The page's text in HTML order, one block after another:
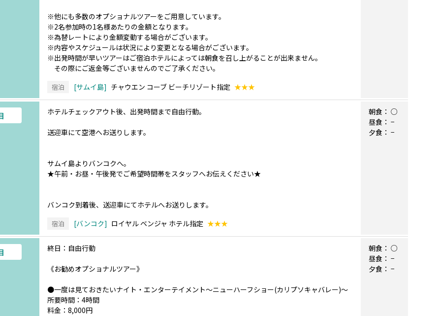
※他にも多数のオプショナルツアーをご用意しています。
※2名参加時の1名様あたりの金額となります。
※為替レートにより金額変動する場合がございます。
※内容やスケジュールは状況により変更となる場合がございます。
※出発時間が早いツアーはご宿泊ホテルによっては朝食を召し上がることが出来ません。
その際にご返金等ございませんのでご了承ください。
宿泊 サムイ島 チャウエン コーブ ビーチリゾート指定 ★★★
ホテルチェックアウト後、出発時間まで自由行動。
送迎車にて空港へお送りします。
サムイ島よりバンコクへ。
★午前・お昼・午後発でご希望時間帯をスタッフへお伝えください★
バンコク到着後、送迎車にてホテルへお送りします。
宿泊 バンコク ロイヤル ベンジャ ホテル指定 ★★★
朝食： ○
昼食： −
夕食： −
終日：自由行動
《お勧めオプショナルツアー》
●一度は見ておきたいナイト・エンターテイメント～ニューハーフショー(カリプソキャバレー)～
所要時間：4時間
料金：8,000円
朝食： ○
昼食： −
夕食： −